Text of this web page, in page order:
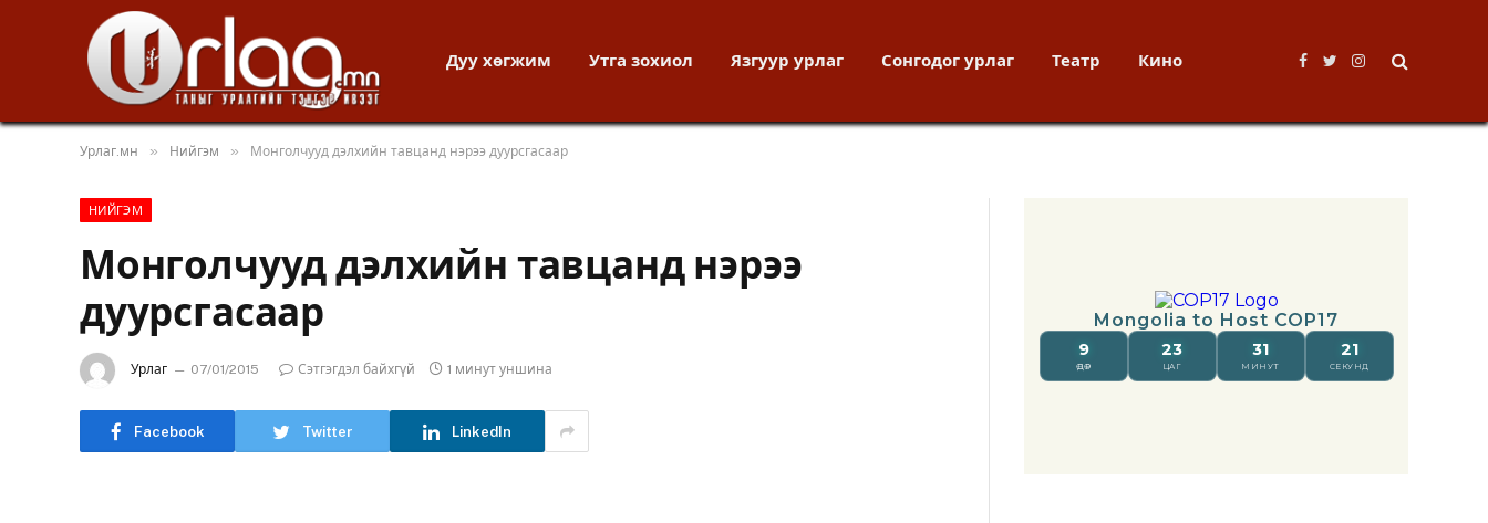
Дуу хөгжим Утга зохиол Язгуур урлаг Сонгодог урлаг Театр Кино
Facebook
TwitterInstagram
Урлаг.мн » Нийгэм » Монголчууд дэлхийн тавцанд нэрээ дуурсгасаар
НИЙГЭМ
Монголчууд дэлхийн тавцанд нэрээ
дуурсгасаар
Урлаг 07/01/2015 Сэтгэгдэл байхгүй 1 минут уншина
Facebook Twitter LinkedIn